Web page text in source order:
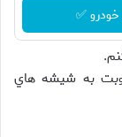
✅
به شيشه هاي